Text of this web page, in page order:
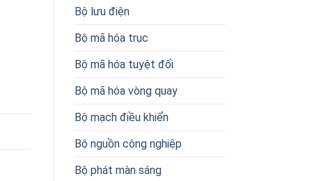
Bộ lưu điện
Bộ mã hóa trục
Bộ mã hóa tuyệt đối
Bộ mã hóa vòng quay
Bộ mạch điều khiển
Bộ nguồn công nghiệp
Bộ phát màn sáng